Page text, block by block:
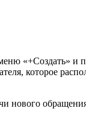
«+Создать» и
которое
нового